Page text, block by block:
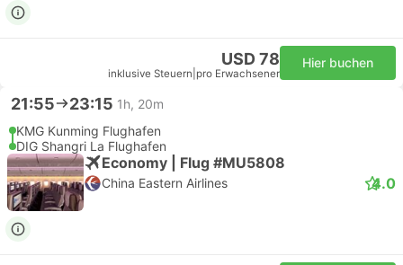
USD 78
inklusive Steuern pro Erwachsener
Hier buchen
21:55 23:15 1h, 20m
KMG Kunming Flughafen
DIG Shangri La Flughafen
Economy | Flug #MU5808
China Eastern Airlines 4.0